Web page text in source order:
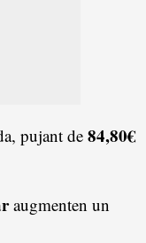
pujant de84,80€
augmenten un